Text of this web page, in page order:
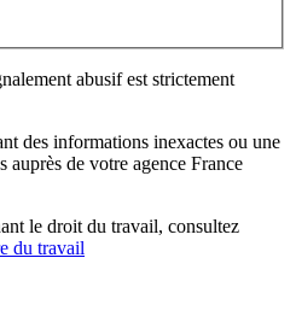
abusif est strictement
des informations inexactes ou une
auprès de votre agence France
le droit du travail, consultez
du travail